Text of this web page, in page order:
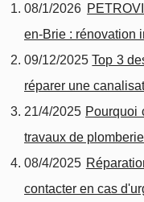
08/1/2026
en-Brie : rénovation
09/12/2025Top 3
réparer une
21/4/2025 Pourquoi
travaux de
08/4/2025
contacter en cas